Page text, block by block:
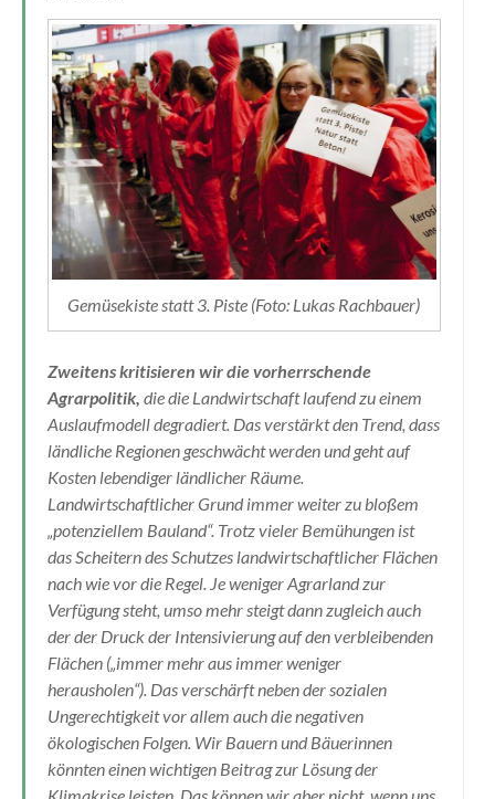
Gemüsekiste statt 3. Piste (Foto: Lukas Rachbauer)
Zweitens kritisieren wir die vorherrschende
Agrarpolitik, die die Landwirtschaft laufend zu einem
Auslaufmodell degradiert. Das verstärkt den Trend, dass
ländliche Regionen geschwächt werden und geht auf
Kosten lebendiger ländlicher Räume.
Landwirtschaftlicher Grund immer weiter zu bloßem
„potenziellem Bauland“. Trotz vieler Bemühungen ist
das Scheitern des Schutzes landwirtschaftlicher Flächen
nach wie vor die Regel. Je weniger Agrarland zur
Verfügung steht, umso mehr steigt dann zugleich auch
der der Druck der Intensivierung auf den verbleibenden
Flächen („immer mehr aus immer weniger
herausholen“). Das verschärft neben der sozialen
Ungerechtigkeit vor allem auch die negativen
ökologischen Folgen. Wir Bauern und Bäuerinnen
könnten einen wichtigen Beitrag zur Lösung der